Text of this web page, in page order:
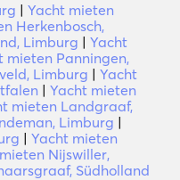
| Yacht mieten
Herkenbosch,
Limburg | Yacht
mieten Panningen,
Limburg | Yacht
| Yacht mieten
mieten Landgraaf,
Limburg |
| Yacht mieten
Nijswiller,
Südholland